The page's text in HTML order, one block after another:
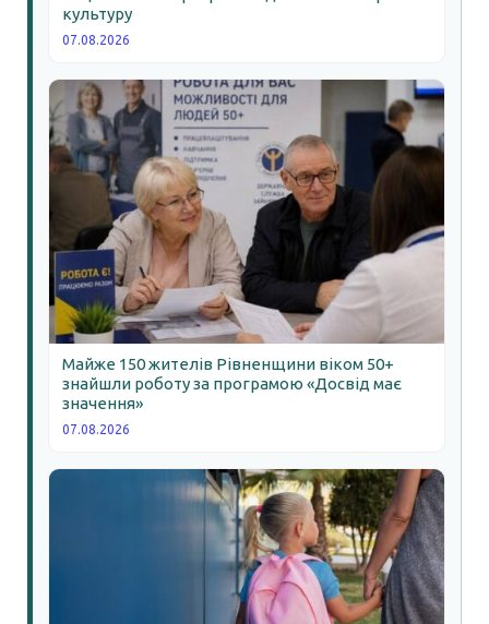
культуру
07.08.2026
Майже 150 жителів Рівненщини віком 50+
знайшли роботу за програмою «Досвід має
значення»
07.08.2026